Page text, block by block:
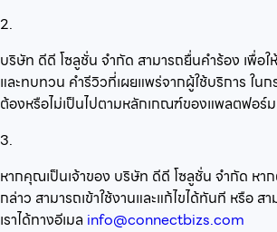
2.
บริษัท ดีดี โซลูชั่น จำกัด สามารถยื่นคำร้อง เพื่อ
และทบทวน คำรีวิวที่เผยแพร่จากผู้ใช้บริการ ใ
ต้องหรือไม่เป็นไปตามหลักเกณฑ์ของแพลตฟอร์ม
3.
หากคุณเป็นเจ้าของ บริษัท ดีดี โซลูชั่น จำกัด หา
กล่าว สามารถเข้าใช้งานและแก้ไขได้ทันที หรือ
เราได้ทางอีเมล info@connectbizs.com